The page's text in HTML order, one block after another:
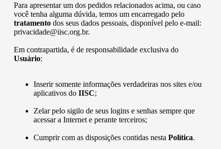
Para apresentar um dos pedidos relacionados acima, ou caso
você tenha alguma dúvida, temos um encarregado pelo
tratamento dos seus dados pessoais, disponível pelo e-mail:
privacidade@iisc.org.br.
Em contrapartida, é de responsabilidade exclusiva do
Usuário:
Inserir somente informações verdadeiras nos sites e/ou
aplicativos do IISC;
Zelar pelo sigilo de seus logins e senhas sempre que
acessar a Internet e perante terceiros;
Cumprir com as disposições contidas nesta Política.